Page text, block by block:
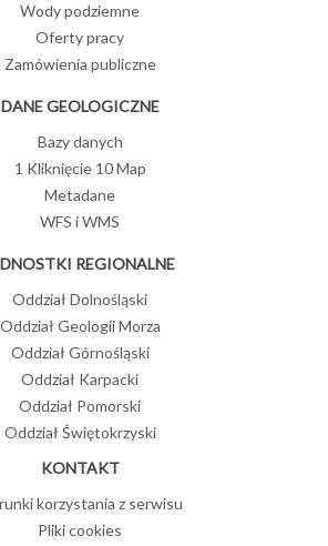
Wody podziemne
Oferty pracy
Zamówienia publiczne
DANE GEOLOGICZNE
Bazy danych
1 Kliknięcie 10 Map
Metadane
WFS i WMS
REGIONALNE
Oddział Dolnośląski
Oddział Geologii Morza
Oddział Górnośląski
Oddział Karpacki
Oddział Pomorski
Oddział Świętokrzyski
KONTAKT
korzystania z serwisu
Pliki cookies